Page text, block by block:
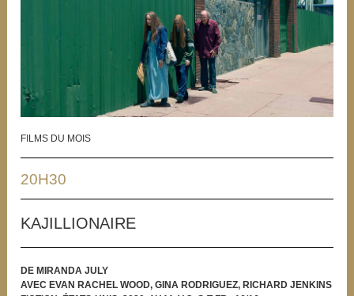
FILMS DU MOIS
20H30
KAJILLIONAIRE
DE MIRANDA JULY
AVEC EVAN RACHEL WOOD, GINA RODRIGUEZ, RICHARD JENKINS